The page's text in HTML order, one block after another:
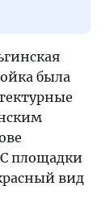
была
площадки
вид